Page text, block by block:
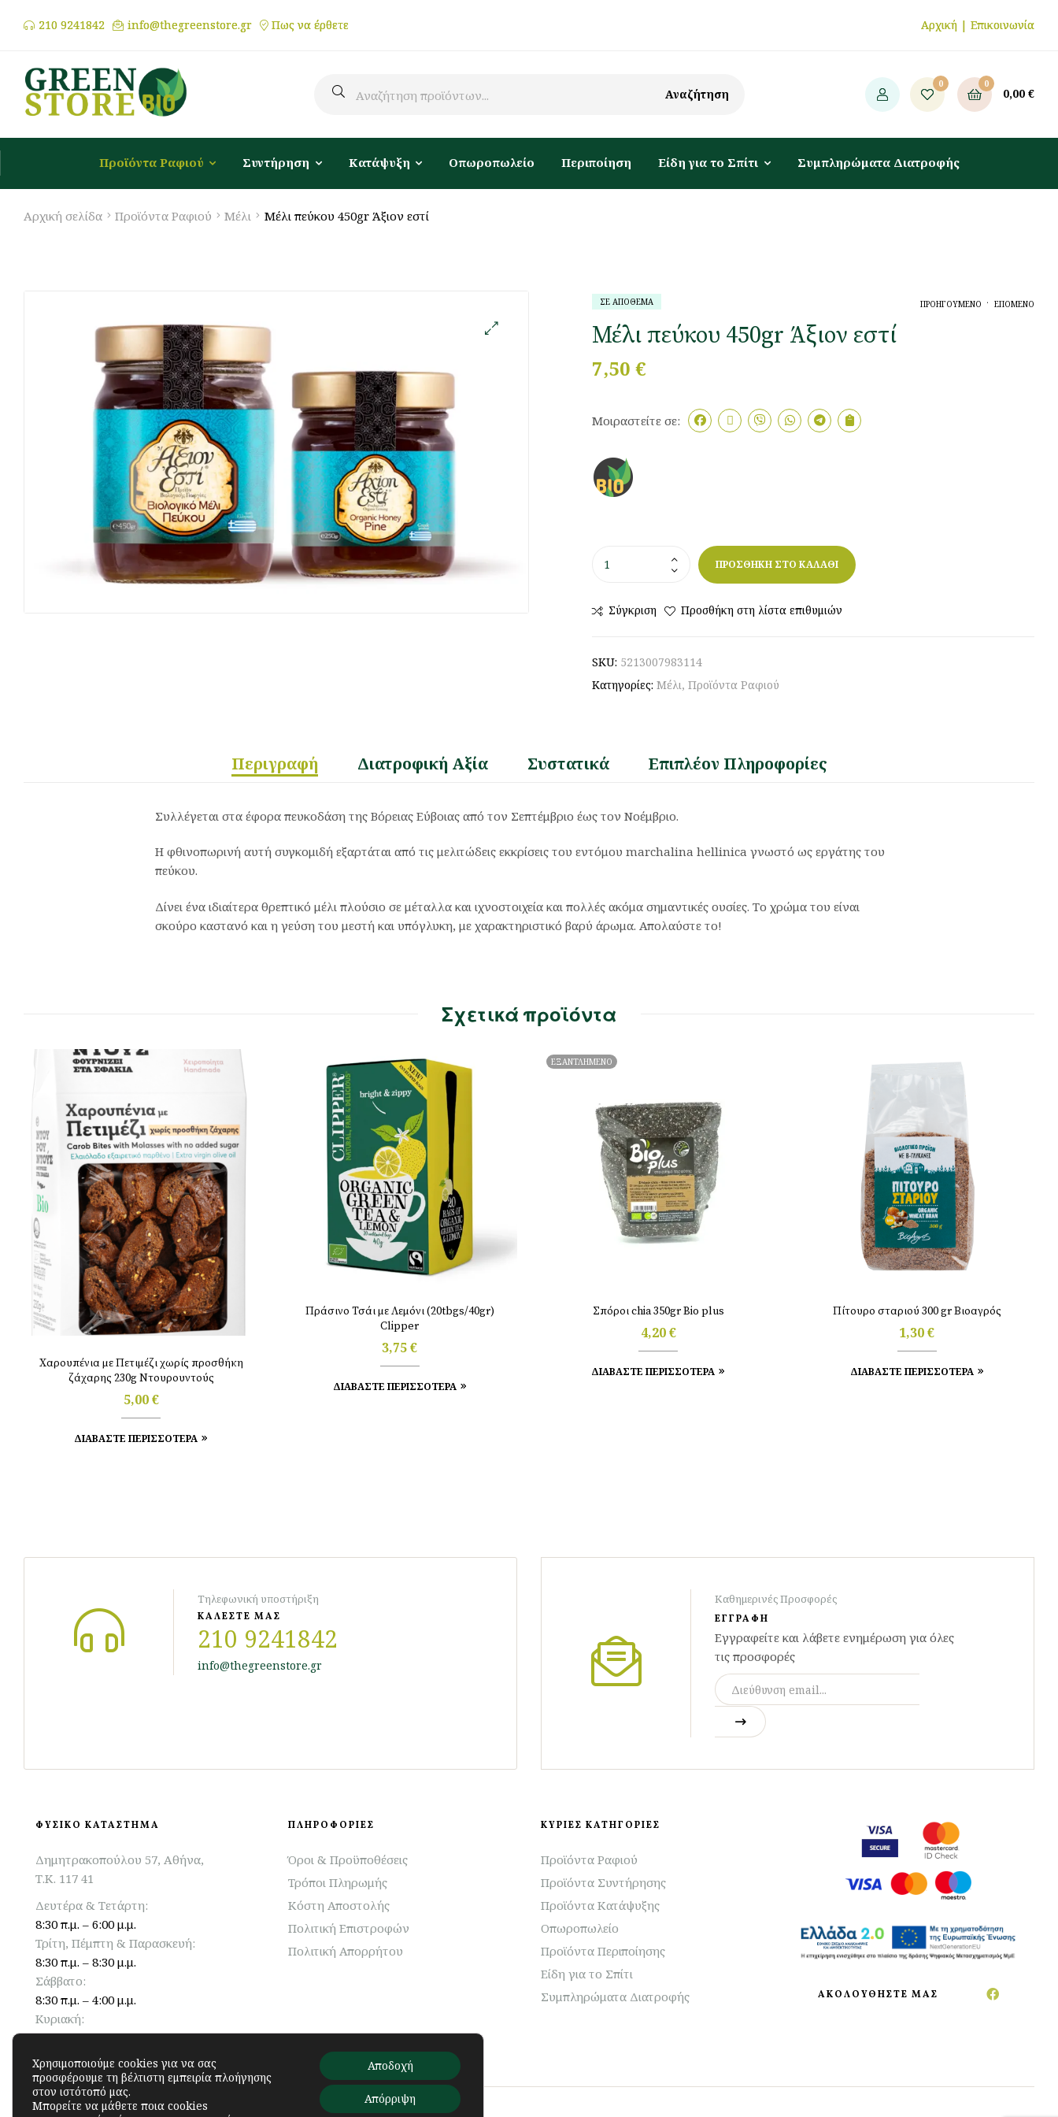
210 9241842 info@thegreenstore.gr Πως να έρθετε Αρχική | Επικοινωνία
Αναζήτηση
0 0
0,00 €
Προϊόντα Ραφιού Συντήρηση Κατάψυξη Οπωροπωλείο Περιποίηση Είδη για το Σπίτι Συμπληρώματα Διατροφής
Αρχική σελίδα Προϊόντα Ραφιού Μέλι Μέλι πεύκου 450gr Άξιον εστί
ΠΡΟΗΓΟΥΜΕΝΟ . ΕΠΟΜΕΝΟ
ΣΕ ΑΠΟΘΕΜΑ
Μέλι πεύκου 450gr Άξιον εστί
7,50 €
Μοιραστείτε σε:
ΠΡΟΣΘΗΚΗ ΣΤΟ ΚΑΛΑΘΙ
Σύγκριση Προσθήκη στη λίστα επιθυμιών
SKU: 5213007983114
Κατηγορίες: Μέλι, Προϊόντα Ραφιού
Περιγραφή Διατροφική Αξία Συστατικά Επιπλέον Πληροφορίες
Συλλέγεται στα έφορα πευκοδάση της Βόρειας Εύβοιας από τον Σεπτέμβριο έως τον Νοέμβριο.
Η φθινοπωρινή αυτή συγκομιδή εξαρτάται από τις μελιτώδεις εκκρίσεις του εντόμου marchalina hellinica γνωστό ως εργάτης του
πεύκου.
Δίνει ένα ιδιαίτερα θρεπτικό μέλι πλούσιο σε μέταλλα και ιχνοστοιχεία και πολλές ακόμα σημαντικές ουσίες. Το χρώμα του είναι
σκούρο καστανό και η γεύση του μεστή και υπόγλυκη, με χαρακτηριστικό βαρύ άρωμα. Απολαύστε το!
Σχετικά προϊόντα
Χαρουπένια με Πετιμέζι χωρίς προσθήκη
ζάχαρης 230g Ντουρουντούς
5,00€
ΔΙΑΒΑΣΤΕ ΠΕΡΙΣΣΟΤΕΡΑ
Πράσινο Τσάι με Λεμόνι (20tbgs/40gr)
Clipper
3,75€
ΔΙΑΒΑΣΤΕ ΠΕΡΙΣΣΟΤΕΡΑ
ΕΞΑΝΤΛΗΜΕΝΟ
Σπόροι chia 350gr Bio plus
4,20€
ΔΙΑΒΑΣΤΕ ΠΕΡΙΣΣΟΤΕΡΑ
Πίτουρο σταριού 300 gr Βιοαγρός
1,30€
ΔΙΑΒΑΣΤΕ ΠΕΡΙΣΣΟΤΕΡΑ
Τηλεφωνική υποστήριξη
ΚΑΛΕΣΤΕ ΜΑΣ
210 9241842
info@thegreenstore.gr
Καθημερινές Προσφορές
ΕΓΓΡΑΦΗ
Εγγραφείτε και λάβετε ενημέρωση για όλες
τις προσφορές
ΦΥΣΙΚΟ ΚΑΤΑΣΤΗΜΑ
Δημητρακοπούλου 57, Αθήνα,
Τ.Κ. 117 41
Δευτέρα & Τετάρτη:
8:30 π.μ. – 6:00 μ.μ.
Τρίτη, Πέμπτη & Παρασκευή:
8:30 π.μ. – 8:30 μ.μ.
Σάββατο:
8:30 π.μ. – 4:00 μ.μ.
Κυριακή:
Κλειστά
ΠΛΗΡΟΦΟΡΙΕΣ
Όροι & Προϋποθέσεις
Τρόποι Πληρωμής
Κόστη Αποστολής
Πολιτική Επιστροφών
Πολιτική Απορρήτου
ΚΥΡΙΕΣ ΚΑΤΗΓΟΡΙΕΣ
Προϊόντα Ραφιού
Προϊόντα Συντήρησης
Προϊόντα Κατάψυξης
Οπωροπωλείο
Προϊόντα Περιποίησης
Είδη για το Σπίτι
Συμπληρώματα Διατροφής
ΑΚΟΛΟΥΘΗΣΤΕ ΜΑΣ
Χρησιμοποιούμε cookies για να σας
προσφέρουμε τη βέλτιστη εμπειρία πλοήγησης
στον ιστότοπό μας.
Μπορείτε να μάθετε ποια cookies
Αποδοχή
Απόρριψη